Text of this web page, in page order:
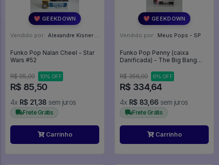
💖 GEEKDOWN
Vendido por: Alexandre Kisner - PR
Funko Pop Nalan Cheel - Star
Wars #52
R$ 95,00 10% OFF
R$ 85,50
4x R$ 21,38 sem juros
Frete Grátis
Carrinho
💖 GEEKDOWN
Vendido por: Meus Pops - SP
Funko Pop Penny (caixa
Danificada) - The Big Bang
R$ 356,00
6% OFF
R$ 334,64
4x R$ 83,66 sem juros
Frete Grátis
Carrinho